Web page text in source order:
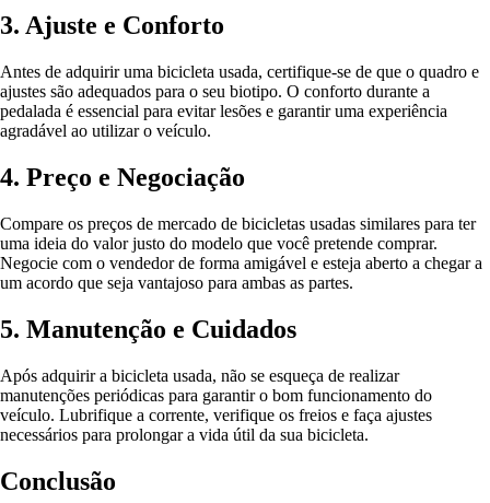
3. Ajuste e Conforto
Antes de adquirir uma bicicleta usada, certifique-se de que o quadro e
ajustes são adequados para o seu biotipo. O conforto durante a
pedalada é essencial para evitar lesões e garantir uma experiência
agradável ao utilizar o veículo.
4. Preço e Negociação
Compare os preços de mercado de bicicletas usadas similares para ter
uma ideia do valor justo do modelo que você pretende comprar.
Negocie com o vendedor de forma amigável e esteja aberto a chegar a
um acordo que seja vantajoso para ambas as partes.
5. Manutenção e Cuidados
Após adquirir a bicicleta usada, não se esqueça de realizar
manutenções periódicas para garantir o bom funcionamento do
veículo. Lubrifique a corrente, verifique os freios e faça ajustes
necessários para prolongar a vida útil da sua bicicleta.
Conclusão